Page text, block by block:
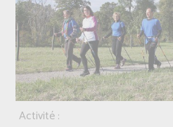
Activité :